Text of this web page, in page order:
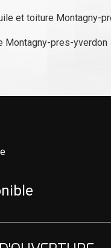
et toiture Montagny-
Montagny-pres-yverdon